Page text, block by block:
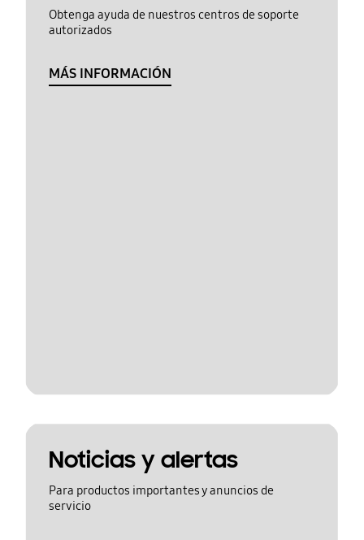
Obtenga ayuda de nuestros centros de soporte
autorizados
MÁS INFORMACIÓN
Noticias y alertas
Para productos importantes y anuncios de
servicio